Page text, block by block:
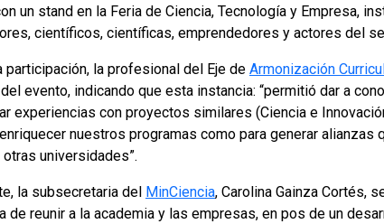
un stand en la Feria de Ciencia, Tecnología y Empresa,
científicos, científicas, emprendedores y actores del
participación, la profesional del Eje de Armonización
evento, indicando que esta instancia: “permitió dar a
experiencias con proyectos similares (Ciencia e
nuestros programas como para generar alianzas
universidades”.
la subsecretaria del MinCiencia, Carolina Gainza Cortés,
de reunir a la academia y las empresas, en pos de un